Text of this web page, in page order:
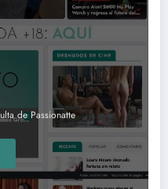
de Passionatte